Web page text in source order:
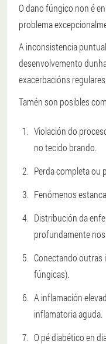
O dano fúngico non é
problema
A inconsistencia
desenvolvemento
exacerbacións regulares.
Tamén son posibles
Violación do
no tecido brando.
Perda completa ou
Fenómenos
Distribución da
profundamente
Conectando outras
fúngicas).
A inflamación
inflamatoria aguda.
O pé diabético en